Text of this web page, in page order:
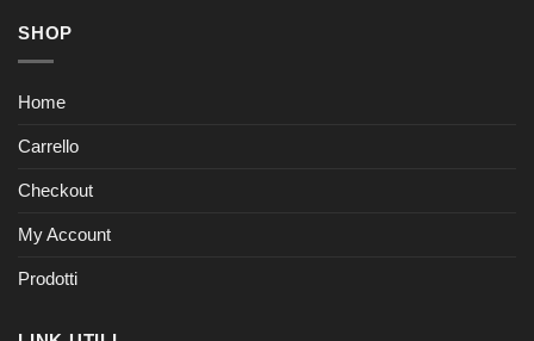
SHOP
Home
Carrello
Checkout
My Account
Prodotti